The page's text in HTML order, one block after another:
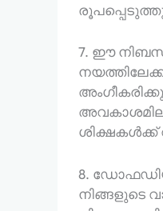
7. ഈ
ശിക്ഷകൾക്ക്
8.
നിങ്ങളുടെ